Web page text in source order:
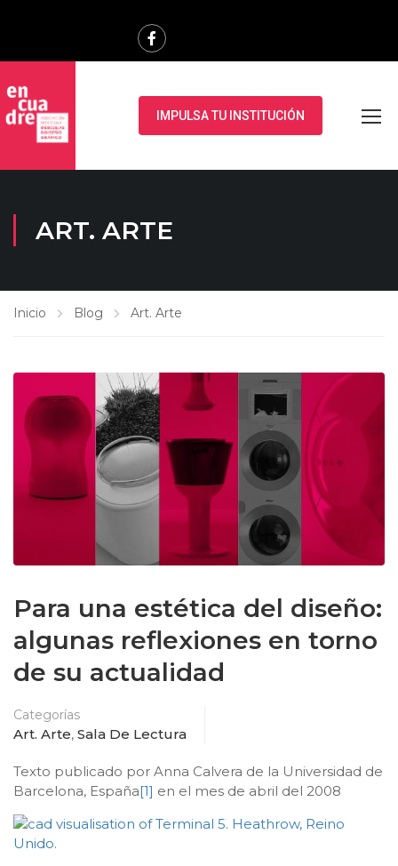
IMPULSA TU INSTITUCIÓN
ART. ARTE
Inicio Blog Art. Arte
Para una estética del diseño:
algunas reflexiones en torno
de su actualidad
Categorías
Art. Arte, Sala De Lectura
Texto publicado por Anna Calvera de la Universidad de
Barcelona, España[1] en el mes de abril del 2008